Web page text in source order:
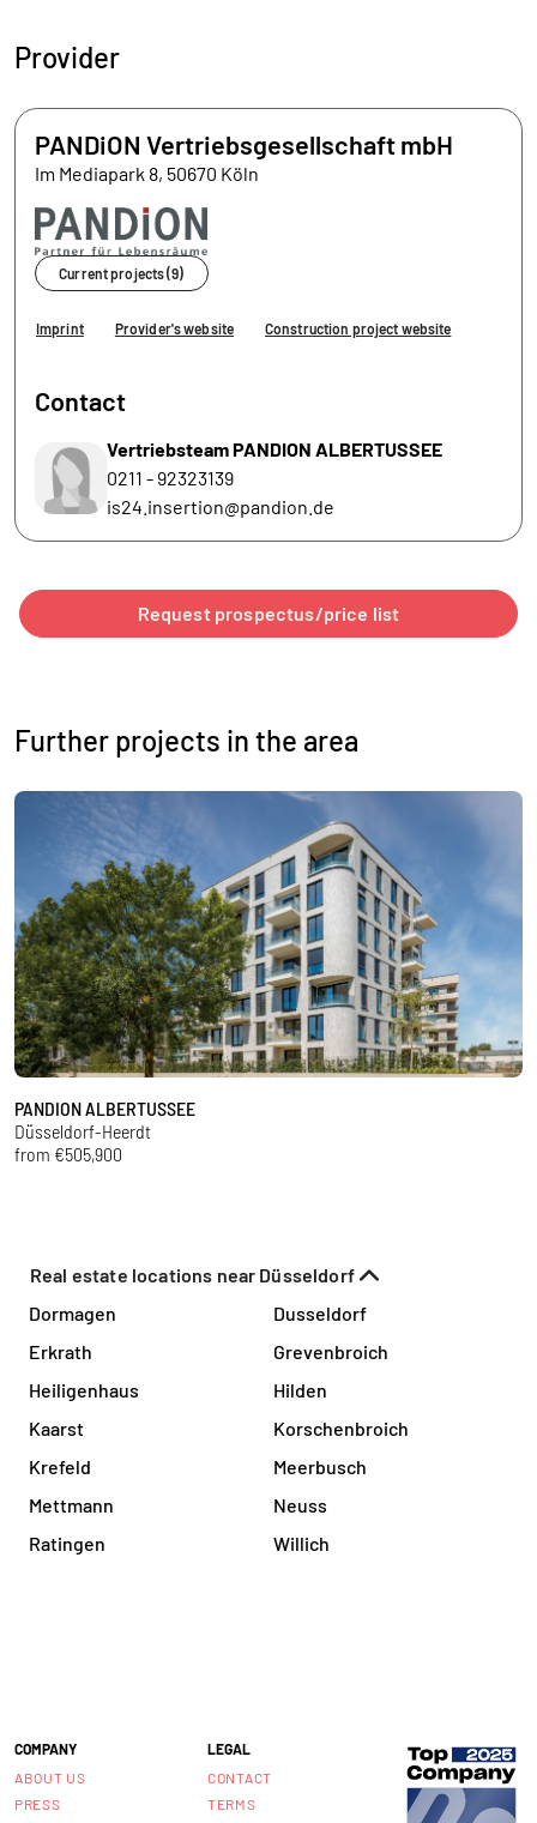
Provider
PANDiON Vertriebsgesellschaft mbH
Im Mediapark 8, 50670 Köln
Current projects (9)
Imprint Provider's website Construction project website
Contact
Vertriebsteam PANDION ALBERTUSSEE
0211 - 92323139
is24.insertion@pandion.de
Request prospectus/price list
Further projects in the area
PANDION ALBERTUSSEE
Düsseldorf-Heerdt
from €505,900
Real estate locations near Düsseldorf
Dormagen
Dusseldorf
Erkrath
Grevenbroich
Heiligenhaus
Hilden
Kaarst
Korschenbroich
Krefeld
Meerbusch
Mettmann
Neuss
Ratingen
Willich
COMPANY
ABOUT US
PRESS
LEGAL
CONTACT
TERMS